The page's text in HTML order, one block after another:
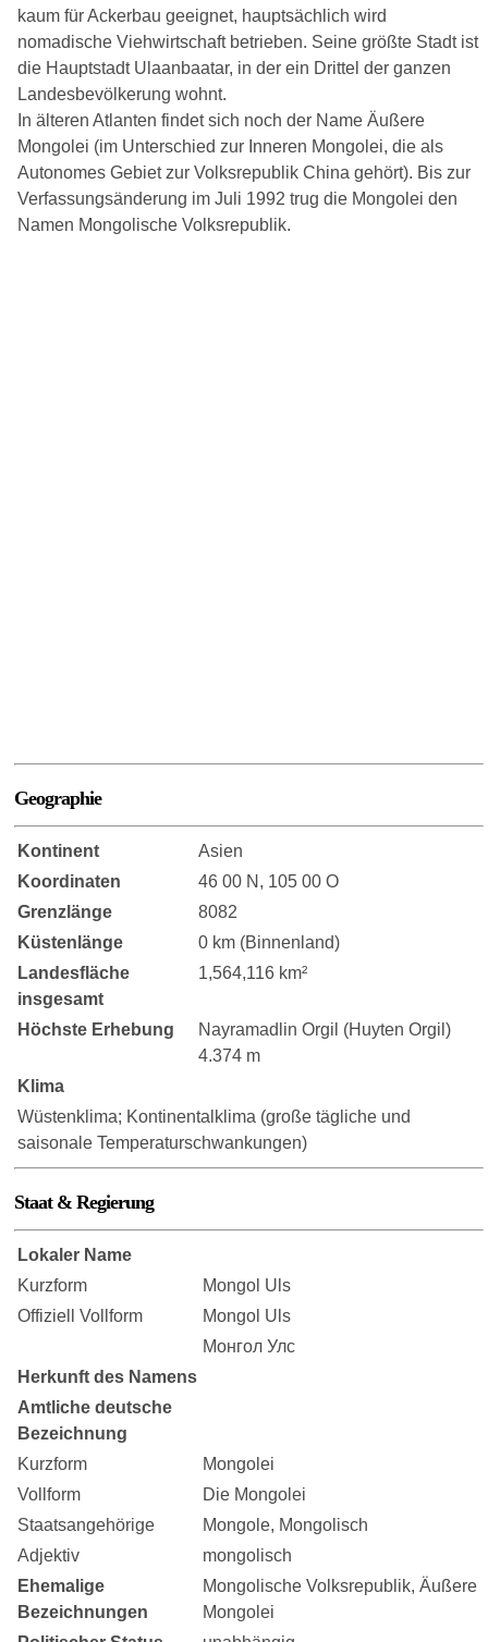
kaum für Ackerbau geeignet, hauptsächlich wird
nomadische Viehwirtschaft betrieben. Seine größte Stadt ist
die Hauptstadt Ulaanbaatar, in der ein Drittel der ganzen
Landesbevölkerung wohnt.
In älteren Atlanten findet sich noch der Name Äußere
Mongolei (im Unterschied zur Inneren Mongolei, die als
Autonomes Gebiet zur Volksrepublik China gehört). Bis zur
Verfassungsänderung im Juli 1992 trug die Mongolei den
Namen Mongolische Volksrepublik.
Geographie
Kontinent
Asien
Koordinaten
46 00 N, 105 00 O
Grenzlänge
8082
Küstenlänge
0 km (Binnenland)
Landesfläche
insgesamt
1,564,116 km²
Höchste Erhebung
Nayramadlin Orgil (Huyten Orgil)
4.374 m
Klima
Wüstenklima; Kontinentalklima (große tägliche und
saisonale Temperaturschwankungen)
Staat & Regierung
Lokaler Name
Kurzform
Mongol Uls
Offiziell Vollform
Mongol Uls
Монгол Улс
Herkunft des Namens
Amtliche deutsche
Bezeichnung
Kurzform
Mongolei
Vollform
Die Mongolei
Staatsangehörige
Mongole, Mongolisch
Adjektiv
mongolisch
Ehemalige
Bezeichnungen
Mongolische Volksrepublik, Äußere
Mongolei